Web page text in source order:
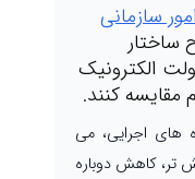
سازمانی
ساختار
الکترونیک
مقایسه کنند.
های اجرایی، می
تر، کاهش دوباره